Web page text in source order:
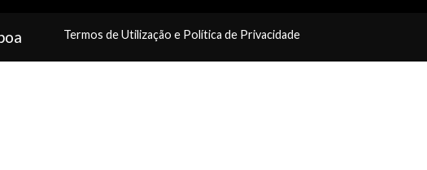
Termos de Utilização e Política de Privacidade